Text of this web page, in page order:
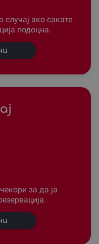
ако сакате
подоцна.
за да ја